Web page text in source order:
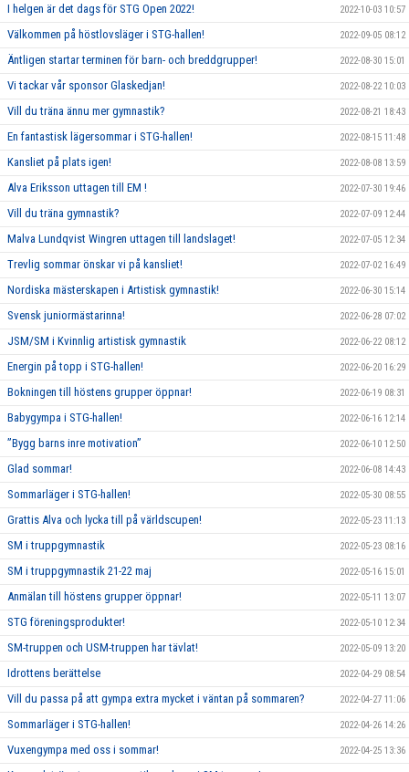
I helgen är det dags för STG Open 2022! 2022-10-03 10:57
Välkommen på höstlovsläger i STG-hallen! 2022-09-05 08:12
Äntligen startar terminen för barn- och breddgrupper! 2022-08-30 15:01
Vi tackar vår sponsor Glaskedjan! 2022-08-22 10:03
Vill du träna ännu mer gymnastik? 2022-08-21 18:43
En fantastisk lägersommar i STG-hallen! 2022-08-15 11:48
Kansliet på plats igen! 2022-08-08 13:59
Alva Eriksson uttagen till EM ! 2022-07-30 19:46
Vill du träna gymnastik? 2022-07-09 12:44
Malva Lundqvist Wingren uttagen till landslaget! 2022-07-05 12:34
Trevlig sommar önskar vi på kansliet! 2022-07-02 16:49
Nordiska mästerskapen i Artistisk gymnastik! 2022-06-30 15:14
Svensk juniormästarinna! 2022-06-28 07:02
JSM/SM i Kvinnlig artistisk gymnastik 2022-06-22 08:12
Energin på topp i STG-hallen! 2022-06-20 16:29
Bokningen till höstens grupper öppnar! 2022-06-19 08:31
Babygympa i STG-hallen! 2022-06-16 12:14
”Bygg barns inre motivation” 2022-06-10 12:50
Glad sommar! 2022-06-08 14:43
Sommarläger i STG-hallen! 2022-05-30 08:55
Grattis Alva och lycka till på världscupen! 2022-05-23 11:13
SM i truppgymnastik 2022-05-23 08:16
SM i truppgymnastik 21-22 maj 2022-05-16 15:01
Anmälan till höstens grupper öppnar! 2022-05-11 13:07
STG föreningsprodukter! 2022-05-10 12:34
SM-truppen och USM-truppen har tävlat! 2022-05-09 13:20
Idrottens berättelse 2022-04-29 08:54
Vill du passa på att gympa extra mycket i väntan på sommaren? 2022-04-27 11:06
Sommarläger i STG-hallen! 2022-04-26 14:26
Vuxengympa med oss i sommar! 2022-04-25 13:36